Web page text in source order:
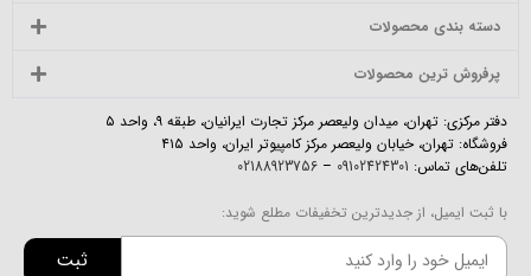
دسته بندی محصولات
پرفروش ترین محصولات
دفتر مرکزی: تهران، میدان ولیعصر مرکز تجارت ایرانیان، طبقه ۹، واحد ۵
فروشگاه: تهران، خیابان ولیعصر مرکز کامپیوتر ایران، واحد ۴۱۵
تلفن‌های تماس: 09102424301
–
02188923756
با ثبت ایمیل، از جدیدترین تخفیفات مطلع شوید:
ثبت